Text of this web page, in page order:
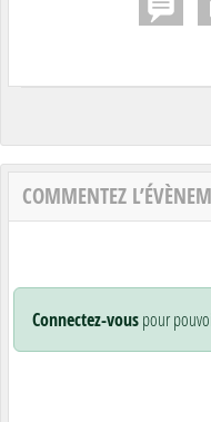
COMMENTEZ
Connectez-vouspour